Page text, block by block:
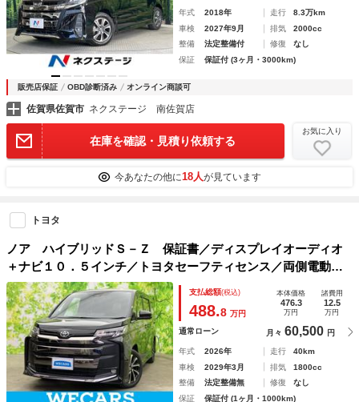
年式 2018年 走行
8.3万km
車検
2027年9月 排気
2000cc
整備
法定整備付 修復
なし
保証
保証付 (3ヶ月・3000km)
販売店保証 OBD診断済み オンライン商談可
佐賀県佐賀市 ネクステージ 南佐賀店
在庫を確認・見積り依頼する
お気に入り
今あなたの他に18人が見ています
トヨタ
ノア ハイブリッドＳ－Ｚ 保証書／ディスプレイオーディオ
＋ナビ１０．５インチ／トヨタセーフティセンス／両側電動ス
ライドドア／シートヒーター／パノラミックビューモニター／
車線逸脱防止支援システム／シート ハーフレザー
支払総額(税込)
488.8 万円
本体価格
476.3
万円
諸費用
12.5
万円
通常ローン 月々 60,500 円
年式 2026年 走行
40km
車検
2029年3月 排気
1800cc
整備
法定整備無 修復
なし
保証
保証付 (1ヶ月・1000km)